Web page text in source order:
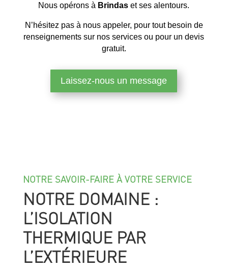
Nous opérons à Brindas et ses alentours.
N’hésitez pas à nous appeler, pour tout besoin de
renseignements sur nos services ou pour un devis
gratuit.
Laissez-nous un message
NOTRE SAVOIR-FAIRE À VOTRE SERVICE
NOTRE DOMAINE :
L’ISOLATION
THERMIQUE PAR
L’EXTÉRIEURE